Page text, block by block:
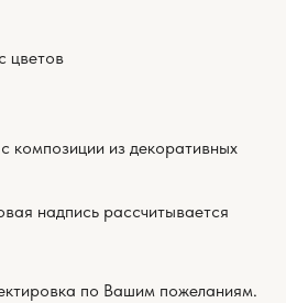
цветов
композиции из декоративных
надпись рассчитывается
по Вашим пожеланиям.